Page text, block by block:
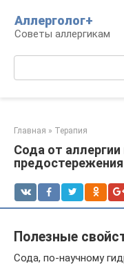
контенту
Аллерголог+
Советы аллергикам
Главная » Терапия
Сода от
предостережения
Полезные
Сода, по-научному